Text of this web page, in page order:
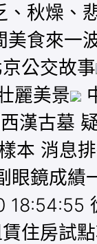
、秋燥、
美食來一
公交故事
麗美景
漢古墓
本 消息
眼鏡成績
18:54:55
住房試